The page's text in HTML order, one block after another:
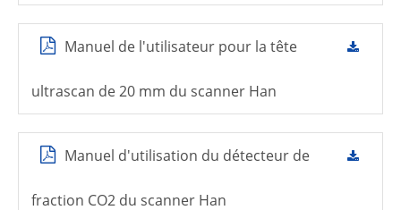
Manuel de l'utilisateur pour la tête
ultrascan de 20 mm du scanner Han
Manuel d'utilisation du détecteur de
fraction CO2 du scanner Han